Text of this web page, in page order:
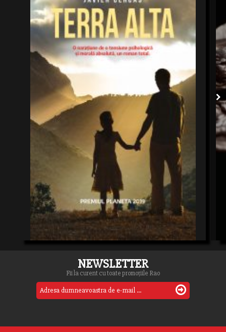
NEWSLETTER
Fii la curent cu toate promoțiile Rao